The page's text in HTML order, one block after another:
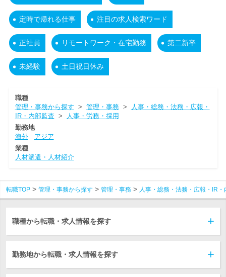
定時で帰れる仕事 注目の求人検索ワード
正社員 リモートワーク・在宅勤務 第二新卒
未経験 土日祝日休み
職種
管理・事務から探す > 管理・事務>
人事・総務・法務・広報・
IR・内部監査 >
人事・労務・採用
勤務地
海外
アジア
業種
人材派遣・人材紹介
転職TOP 管理・事務から探す 管理・事務 人事・総務・法務・広報・IR・
職種から転職・求人情報を探す
勤務地から転職・求人情報を探す